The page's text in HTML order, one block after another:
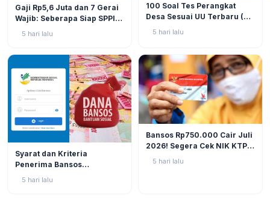
Gaji Rp5,6 Juta dan 7 Gerai
Wajib: Seberapa Siap SPPI
5 hari lalu
100 Soal Tes Perangkat
Desa Sesuai UU Terbaru (UU
5 hari lalu
Syarat dan Kriteria
Penerima Bansos
Rp750.000 Juli 2026, Cek
5 hari lalu
Bansos Rp750.000 Cair Juli
2026! Segera Cek NIK KTP
di Situs Resmi Kemensos
5 hari lalu